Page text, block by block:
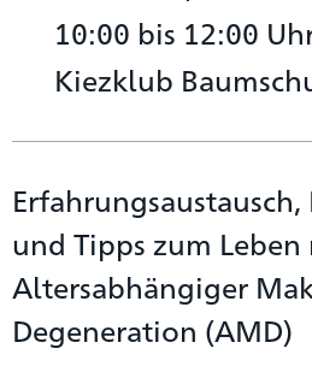
10:00 bis 12:00
Kiezklub
und Tipps zum
Altersabhängiger
Degeneration (AMD)